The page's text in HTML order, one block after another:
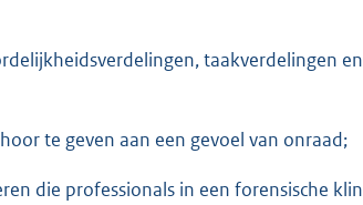
taakverdelingen
te geven aan een gevoel van onraad;
die professionals in een forensische